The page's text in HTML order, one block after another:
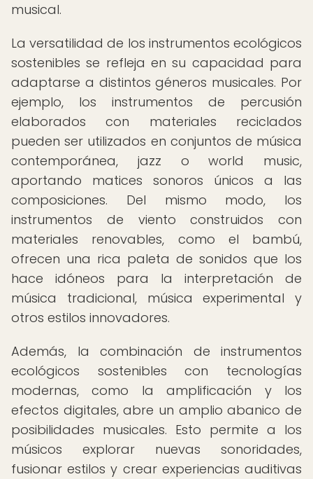
musical.
La versatilidad de los instrumentos ecológicos
sostenibles se refleja en su capacidad para
adaptarse a distintos géneros musicales. Por
ejemplo, los instrumentos de percusión
elaborados con materiales reciclados
pueden ser utilizados en conjuntos de música
contemporánea, jazz o world music,
aportando matices sonoros únicos a las
composiciones. Del mismo modo, los
instrumentos de viento construidos con
materiales renovables, como el bambú,
ofrecen una rica paleta de sonidos que los
hace idóneos para la interpretación de
música tradicional, música experimental y
otros estilos innovadores.
Además, la combinación de instrumentos
ecológicos sostenibles con tecnologías
modernas, como la amplificación y los
efectos digitales, abre un amplio abanico de
posibilidades musicales. Esto permite a los
músicos explorar nuevas sonoridades,
fusionar estilos y crear experiencias auditivas